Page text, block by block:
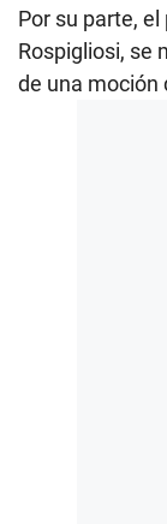
Por su parte,
Rospigliosi, se
de una moción